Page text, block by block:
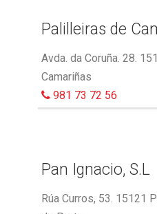
Palilleiras de
Avda. da Coruña. 28.
Camariñas
981 73 72 56
Pan Ignacio, S.L
Rúa Curros, 53. 15121